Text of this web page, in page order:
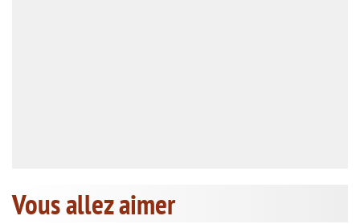
Vous allez aimer